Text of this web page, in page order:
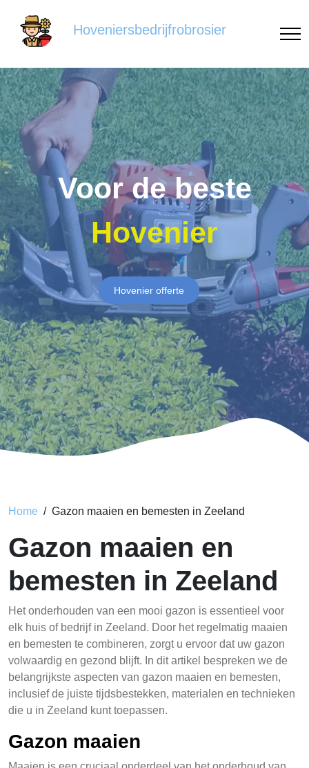
Hoveniersbedrijfrobrosier
Voor de beste
Hovenier
Hovenier offerte
Home Gazon maaien en bemesten in Zeeland
Gazon maaien en
bemesten in Zeeland
Het onderhouden van een mooi gazon is essentieel voor
elk huis of bedrijf in Zeeland. Door het regelmatig maaien
en bemesten te combineren, zorgt u ervoor dat uw gazon
volwaardig en gezond blijft. In dit artikel bespreken we de
belangrijkste aspecten van gazon maaien en bemesten,
inclusief de juiste tijdsbestekken, materialen en technieken
die u in Zeeland kunt toepassen.
Gazon maaien